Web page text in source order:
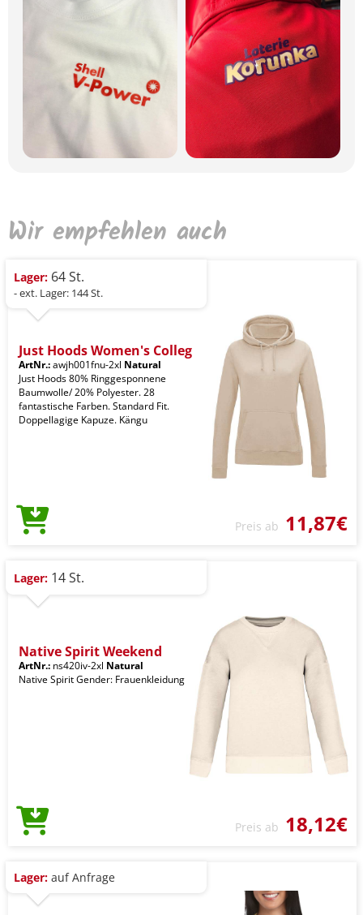
Wir empfehlen auch
Lager: 64 St.
- ext. Lager: 144 St.
Just Hoods Women's Colleg
ArtNr.:awjh001fnu-2xl Natural
Just Hoods 80% Ringgesponnene
Baumwolle/ 20% Polyester. 28
fantastische Farben. Standard Fit.
Doppellagige Kapuze. Kängu
Preis ab 11,87€
Lager: 14 St.
Native Spirit Weekend
ArtNr.: ns420iv-2xl Natural
Native Spirit Gender: Frauenkleidung
Preis ab 18,12€
Lager: auf Anfrage